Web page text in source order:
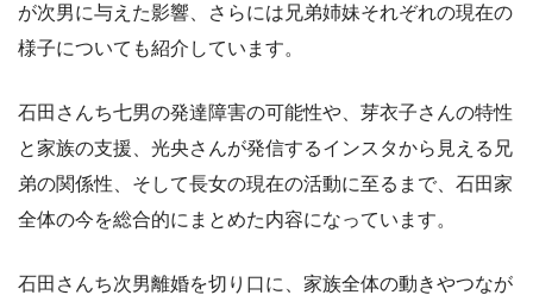
が次男に与えた影響、さらには兄弟姉妹それぞれの現在の
様子についても紹介しています。
石田さんち七男の発達障害の可能性や、芽衣子さんの特性
と家族の支援、光央さんが発信するインスタから見える兄
弟の関係性、そして長女の現在の活動に至るまで、石田家
全体の今を総合的にまとめた内容になっています。
石田さんち次男離婚を切り口に、家族全体の動きやつなが